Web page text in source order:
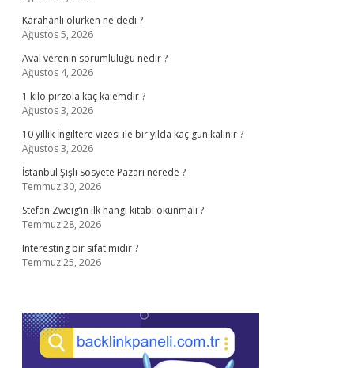
Karahanlı ölürken ne dedi ?
Ağustos 5, 2026
Aval verenin sorumluluğu nedir ?
Ağustos 4, 2026
1 kilo pirzola kaç kalemdir ?
Ağustos 3, 2026
10 yıllık İngiltere vizesi ile bir yılda kaç gün kalınır ?
Ağustos 3, 2026
İstanbul Şişli Sosyete Pazarı nerede ?
Temmuz 30, 2026
Stefan Zweig’in ilk hangi kitabı okunmalı ?
Temmuz 28, 2026
Interesting bir sıfat mıdır ?
Temmuz 25, 2026